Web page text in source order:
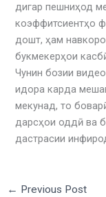
дигар пешниҳод
коэффитсиентҳо
дошт, ҳам
букмекерҳои
Чунин бозии
идора карда
мекунад, то
дарсҳои оддӣ ва
дастрасии
← Previous Post